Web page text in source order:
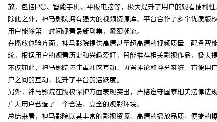
放，包括PC、智能手机、平板电脑等，极大提升了用户的观看便利性
除此之外，神马影院拥有强大的视频资源库。平台合作了多个优质
用户能够第一时间观看最新剧集，紧跟潮流。
在播放体验方面，神马影院提供高清甚至超高清的视频质量，配备
统，根据用户的观看历史和兴趣爱好，智能推荐相关影视作品，极大
不仅如此，神马影院还注重社区互动，内置评论和评分系统，方便
户之间的互动，提升了平台的活跃度。
另外，神马影院在版权保护方面表现突出，严格遵守国家相关法律
广大用户营造了一个合法、安全的观影环境。
总结来看，神马影院以其丰富的影视资源、高清的播放品质、便捷